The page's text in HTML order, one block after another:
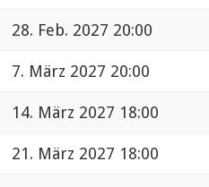
28. Feb. 2027 20:00
7. März 2027 20:00
14. März 2027 18:00
21. März 2027 18:00